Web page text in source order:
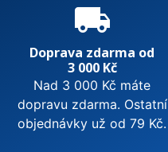
local_shipping
Doprava zdarma od
3 000 Kč
Nad 3 000 Kč máte
dopravu zdarma. Ostatní
objednávky už od 79 Kč.